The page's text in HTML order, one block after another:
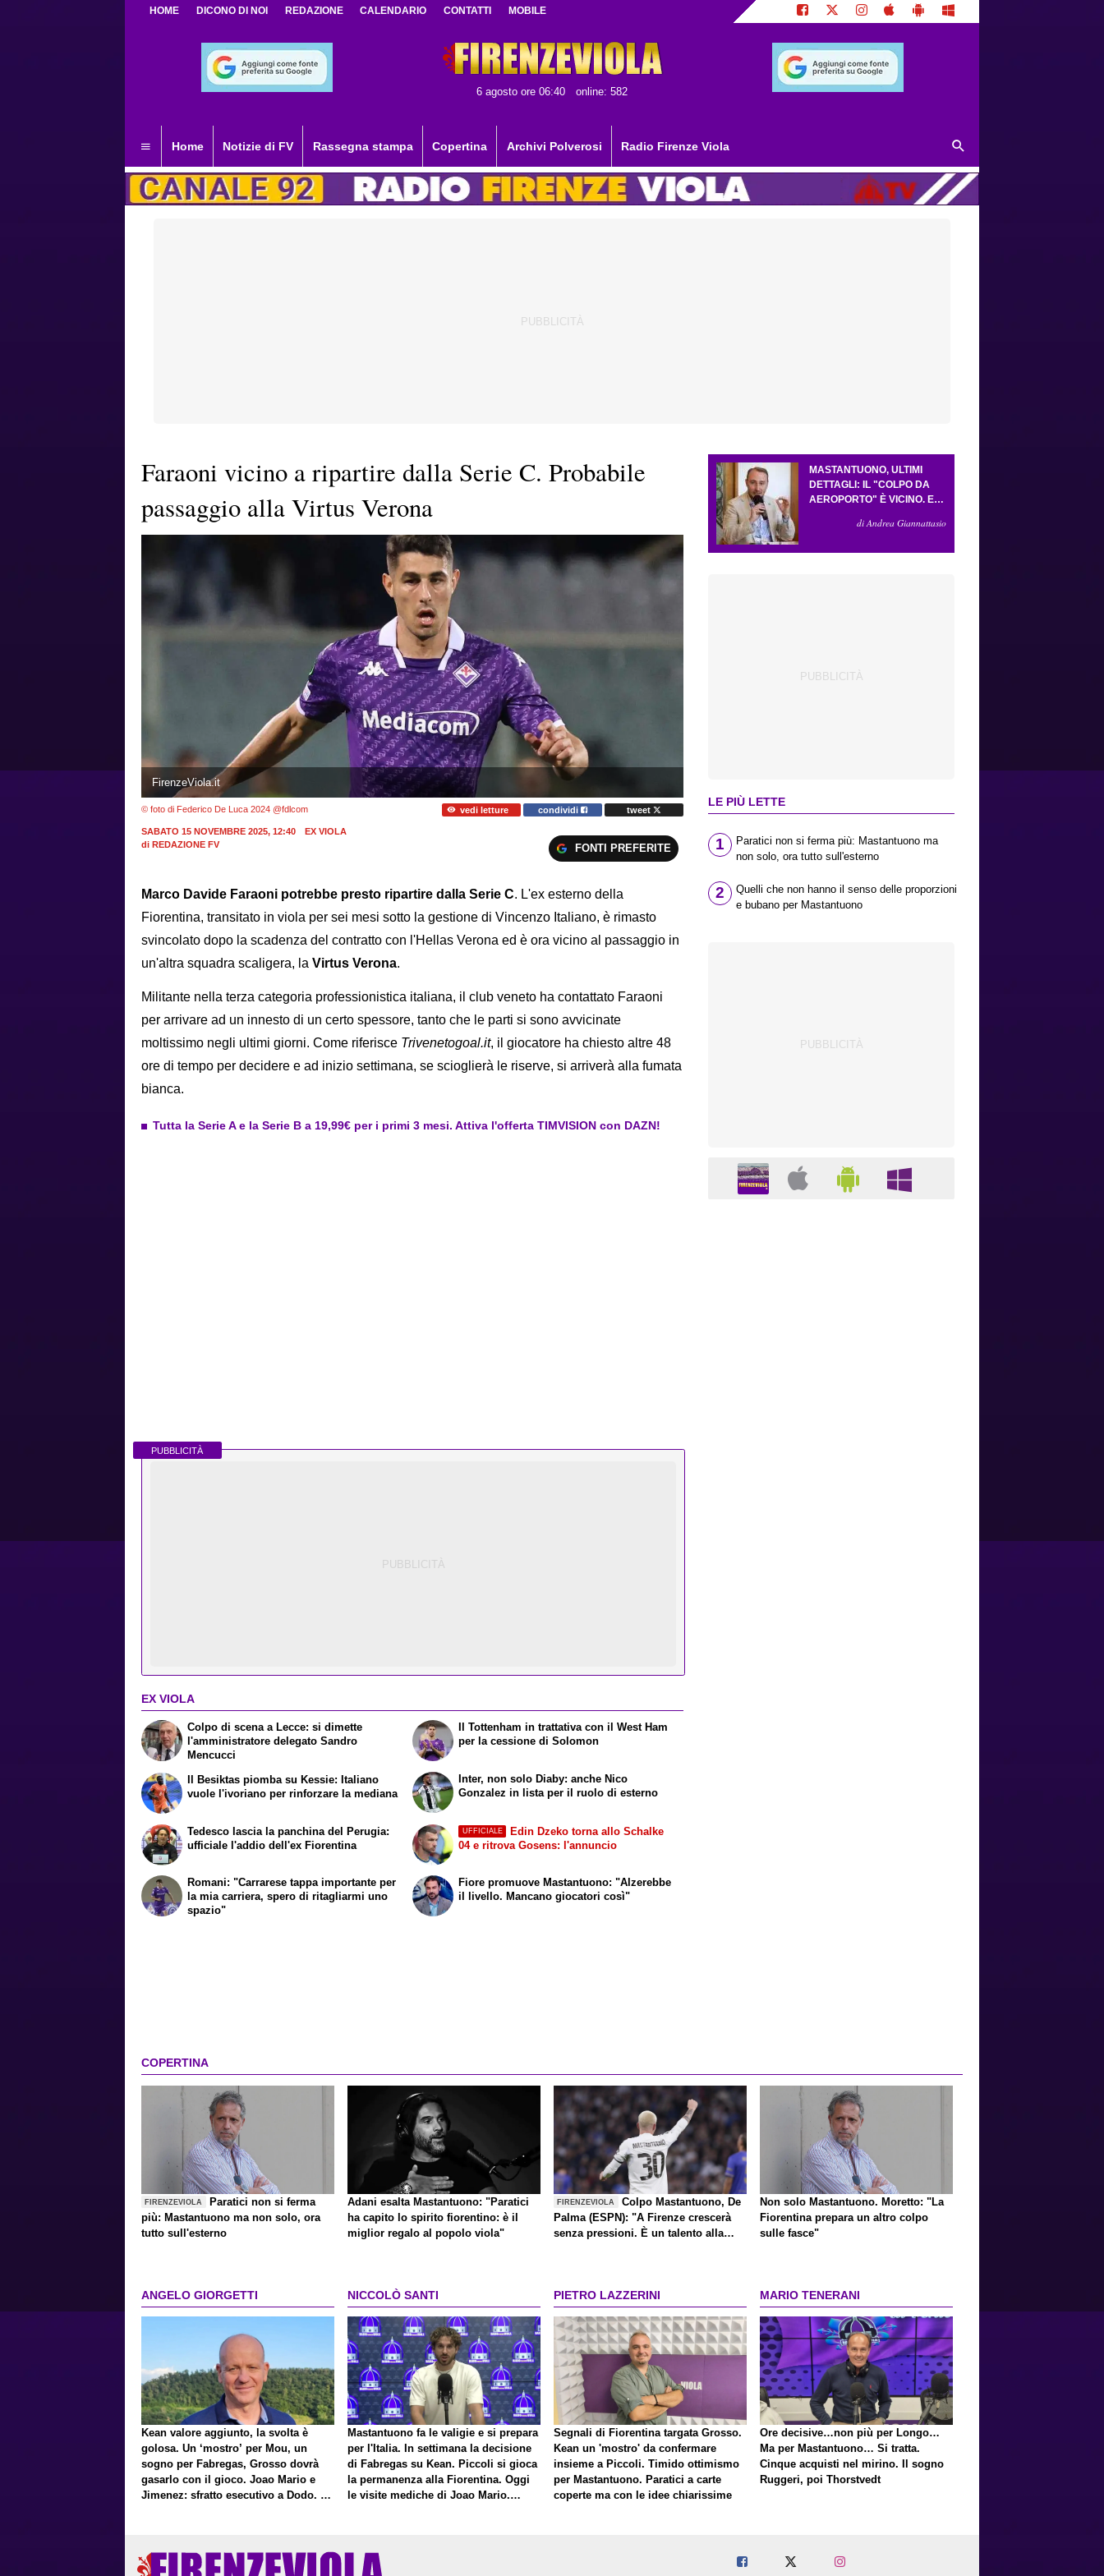
HOME DICONO DI NOI REDAZIONE CALENDARIO CONTATTI MOBILE
6 agosto ore 06:40 online: 582
Home Notizie di FV Rassegna stampa Copertina Archivi Polverosi Radio Firenze Viola
Faraoni vicino a ripartire dalla Serie C. Probabile
passaggio alla Virtus Verona
FirenzeViola.it
© foto di Federico De Luca 2024 @fdlcom vedi letture condividi tweet
SABATO 15 NOVEMBRE 2025, 12:40
EX VIOLA
di REDAZIONE FV FONTI PREFERITE
Marco Davide Faraoni potrebbe presto ripartire dalla Serie C. L'ex esterno della
Fiorentina, transitato in viola per sei mesi sotto la gestione di Vincenzo Italiano, è rimasto
svincolato dopo la scadenza del contratto con l'Hellas Verona ed è ora vicino al passaggio in
un'altra squadra scaligera, la Virtus Verona.
Militante nella terza categoria professionistica italiana, il club veneto ha contattato Faraoni
per arrivare ad un innesto di un certo spessore, tanto che le parti si sono avvicinate
moltissimo negli ultimi giorni. Come riferisce Trivenetogoal.it, il giocatore ha chiesto altre 48
ore di tempo per decidere e ad inizio settimana, se scioglierà le riserve, si arriverà alla fumata
bianca.
Tutta la Serie A e la Serie B a 19,99€ per i primi 3 mesi. Attiva l'offerta TIMVISION con DAZN!
PUBBLICITÀ
EX VIOLA
Colpo di scena a Lecce: si dimette
l'amministratore delegato Sandro
Mencucci
Il Besiktas piomba su Kessie: Italiano
vuole l'ivoriano per rinforzare la mediana
Il Tottenham in trattativa con il West Ham
per la cessione di Solomon
Inter, non solo Diaby: anche Nico
Gonzalez in lista per il ruolo di esterno
Tedesco lascia la panchina del Perugia:
ufficiale l'addio dell'ex Fiorentina
Romani: "Carrarese tappa importante per
la mia carriera, spero di ritagliarmi uno
spazio"
UFFICIALE
Edin Dzeko torna allo Schalke
04 e ritrova Gosens: l'annuncio
Fiore promuove Mastantuono: "Alzerebbe
il livello. Mancano giocatori così"
MASTANTUONO, ULTIMI
DETTAGLI: IL "COLPO DA
AEROPORTO" È VICINO. E
COSÌ. GUDMUNDSSON HA
di Andrea Giannattasio
LE PIÙ LETTE
1
Paratici non si ferma più: Mastantuono ma
non solo, ora tutto sull'esterno
2
Quelli che non hanno il senso delle proporzioni
e bubano per Mastantuono
COPERTINA
FIRENZEVIOLA
Paratici non si ferma
più: Mastantuono ma non solo, ora
tutto sull'esterno
Adani esalta Mastantuono: "Paratici
ha capito lo spirito fiorentino: è il
miglior regalo al popolo viola"
FIRENZEVIOLA
Colpo Mastantuono, De
Palma (ESPN): "A Firenze crescerà
senza pressioni. È un talento alla
Non solo Mastantuono. Moretto: "La
Fiorentina prepara un altro colpo
sulle fasce"
ANGELO GIORGETTI
Kean valore aggiunto, la svolta è
golosa. Un ‘mostro’ per Mou, un
sogno per Fabregas, Grosso dovrà
gasarlo con il gioco. Joao Mario e
Jimenez: sfratto esecutivo a Dodo. E
NICCOLÒ SANTI
Mastantuono fa le valigie e si prepara
per l'Italia. In settimana la decisione
di Fabregas su Kean. Piccoli si gioca
la permanenza alla Fiorentina. Oggi
le visite mediche di Joao Mario.
PIETRO LAZZERINI
Segnali di Fiorentina targata Grosso.
Kean un 'mostro' da confermare
insieme a Piccoli. Timido ottimismo
per Mastantuono. Paratici a carte
coperte ma con le idee chiarissime
MARIO TENERANI
Ore decisive…non più per Longo…
Ma per Mastantuono… Si tratta.
Cinque acquisti nel mirino. Il sogno
Ruggeri, poi Thorstvedt